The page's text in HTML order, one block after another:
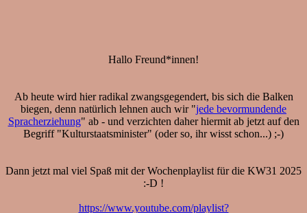
Hallo Freund*innen!
Ab heute wird hier radikal zwangsgegendert, bis sich die Balken
biegen, denn natürlich lehnen auch wir "jede bevormundende
Spracherziehung" ab - und verzichten daher hiermit ab jetzt auf den
Begriff "Kulturstaatsminister" (oder so, ihr wisst schon...) ;-)
Dann jetzt mal viel Spaß mit der Wochenplaylist für die KW31 2025
:-D !
https://www.youtube.com/playlist?